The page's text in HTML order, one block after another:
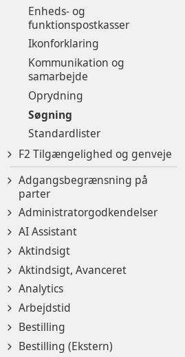
Enheds- og
funktionspostkasser
Ikonforklaring
Kommunikation og
samarbejde
Oprydning
Søgning
Standardlister
F2 Tilgængelighed og genveje
Adgangsbegrænsning på
parter
Administratorgodkendelser
AI Assistant
Aktindsigt
Aktindsigt, Avanceret
Analytics
Arbejdstid
Bestilling
Bestilling (Ekstern)